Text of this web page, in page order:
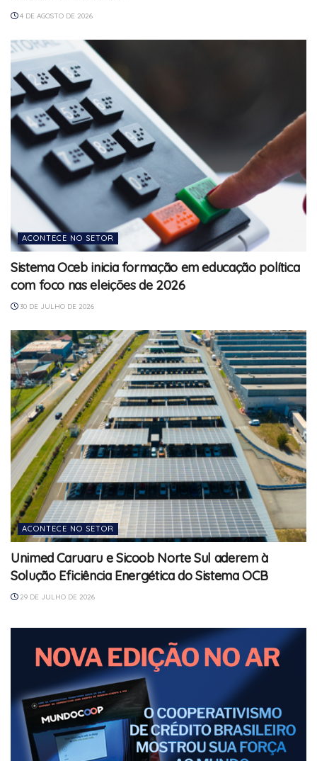
4 DE AGOSTO DE 2026
ACONTECE NO SETOR
Sistema Oceb inicia formação em educação política
com foco nas eleições de 2026
30 DE JULHO DE 2026
ACONTECE NO SETOR
Unimed Caruaru e Sicoob Norte Sul aderem à
Solução Eficiência Energética do Sistema OCB
29 DE JULHO DE 2026